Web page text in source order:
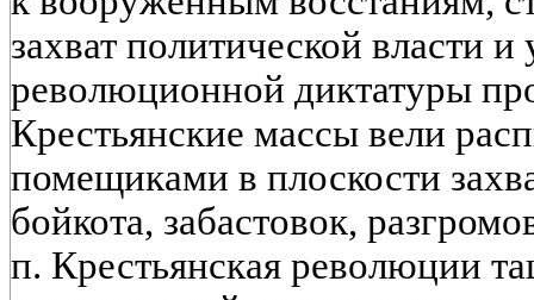
захват политической власти и
революционной диктатуры
Крестьянские массы вели
помещиками в плоскости
бойкота, забастовок,
п. Крестьянская революции